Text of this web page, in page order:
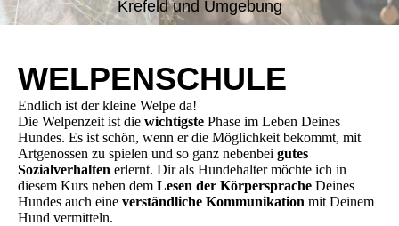
Krefeld und Umgebung
WELPENSCHULE
Endlich ist der kleine Welpe da!
Die Welpenzeit ist die wichtigste Phase im Leben Deines
Hundes. Es ist schön, wenn er die Möglichkeit bekommt, mit
Artgenossen zu spielen und so ganz nebenbei gutes
Sozialverhalten erlernt. Dir als Hundehalter möchte ich in
diesem Kurs neben dem Lesen der Körpersprache Deines
Hundes auch eine verständliche Kommunikation mit Deinem
Hund vermitteln.